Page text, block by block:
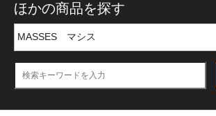
ほかの商品を探す